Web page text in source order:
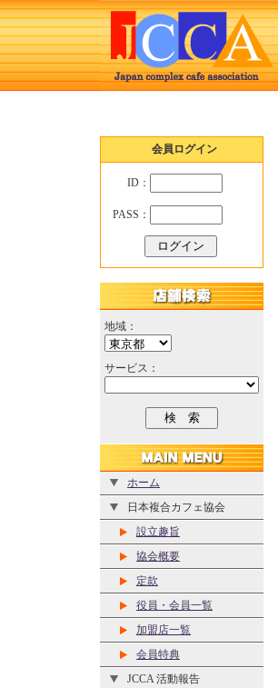
会員ログイン
ID：
PASS：
地域：
サービス：
ホーム
日本複合カフェ協会
設立趣旨
協会概要
定款
役員・会員一覧
加盟店一覧
会員特典
JCCA 活動報告